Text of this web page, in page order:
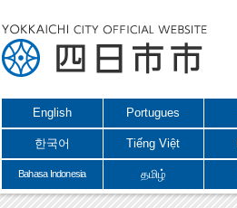
English Portugues
한국어 Tiếng Việt
Bahasa Indonesia தமிழ்